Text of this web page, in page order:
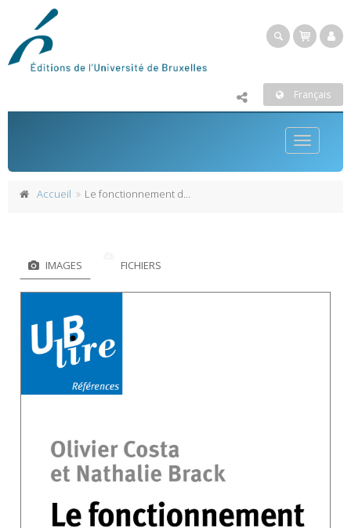
Français
Toggle
Accueil Le fonctionnement de l'Union européenne
IMAGES FICHIERS